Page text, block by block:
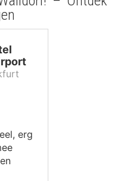
erg